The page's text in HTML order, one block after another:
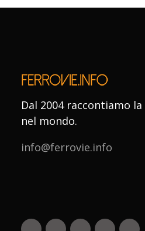
Dal 2004 raccontiamo
nel mondo.
info@ferrovie.info